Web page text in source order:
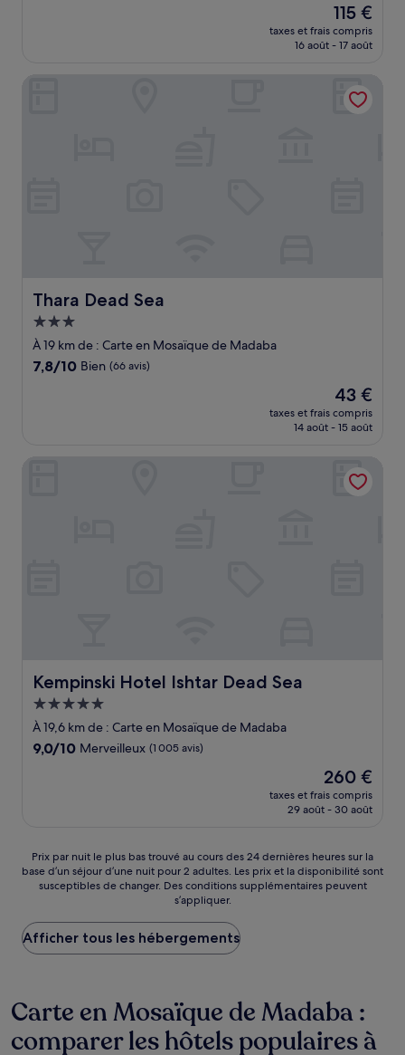
Le
nouveau
prix
de
115 €
115 €
taxes et frais compris
16 août - 17 août
Thara Dead Sea
Thara Dead Sea
Hébergement
3.0 étoiles
À 19 km de : Carte en Mosaïque de Madaba
7.8
7,8/10 Bien (66 avis)
Le
nouveau
prix
de
43 €
43 €
taxes et frais compris
14 août - 15 août
Kempinski Hotel Ishtar Dead Sea
Kempinski Hotel Ishtar Dead Sea
Hébergement
5.0 étoiles
À 19,6 km de : Carte en Mosaïque de Madaba
9.0
9,0/10 Merveilleux (1 005 avis)
Le
nouveau
prix
260 €
260 €
taxes et frais compris
29 août - 30 août
Prix
par
nuit
plus
bas
trouvé
des
24 dernières
heures
Prix par nuit le plus bas trouvé au cours des 24 dernières heures sur la
base d’un séjour d’une nuit pour 2 adultes. Les prix et la disponibilité sont
susceptibles de changer. Des conditions supplémentaires peuvent
s’appliquer.
Afficher tous les hébergements
Carte en Mosaïque de Madaba :
comparer les hôtels populaires à